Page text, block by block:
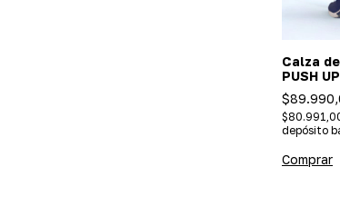
Calza
PUSH
depósito
Comprar